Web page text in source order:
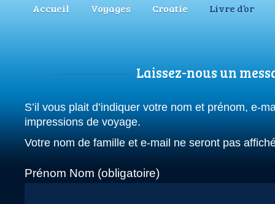
Accueil Voyages Croatie Livre d’or
Laissez-nous un
S’il vous plait d’indiquer votre nom et prénom, e-
impressions de voyage.
Votre nom de famille et e-mail ne seront pas
Prénom Nom (obligatoire)